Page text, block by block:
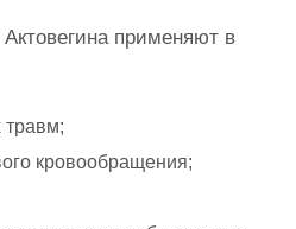
применяют в
травм;
кровообращения;